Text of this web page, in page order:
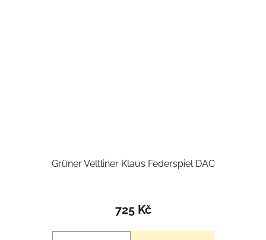
Grüner Veltliner Klaus Federspiel DAC
725 Kč